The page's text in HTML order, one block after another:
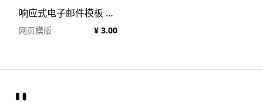
响应式电子邮件模板 Paperplane Email Templates
网页模版 ¥ 3.00